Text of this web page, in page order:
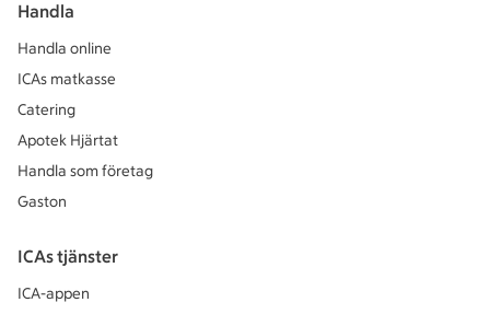
Handla
Handla online
ICAs matkasse
Catering
Apotek Hjärtat
Handla som företag
Gaston
ICAs tjänster
ICA-appen